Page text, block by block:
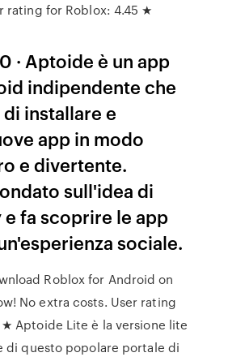
rating for Roblox: 4.45 ★
· Aptoide è un app
indipendente che
installare e
app in modo
e divertente.
sull'idea di
fa scoprire le app
sociale.
Roblox for Android on
No extra costs. User rating
Aptoide Lite è la versione lite
di questo popolare portale di